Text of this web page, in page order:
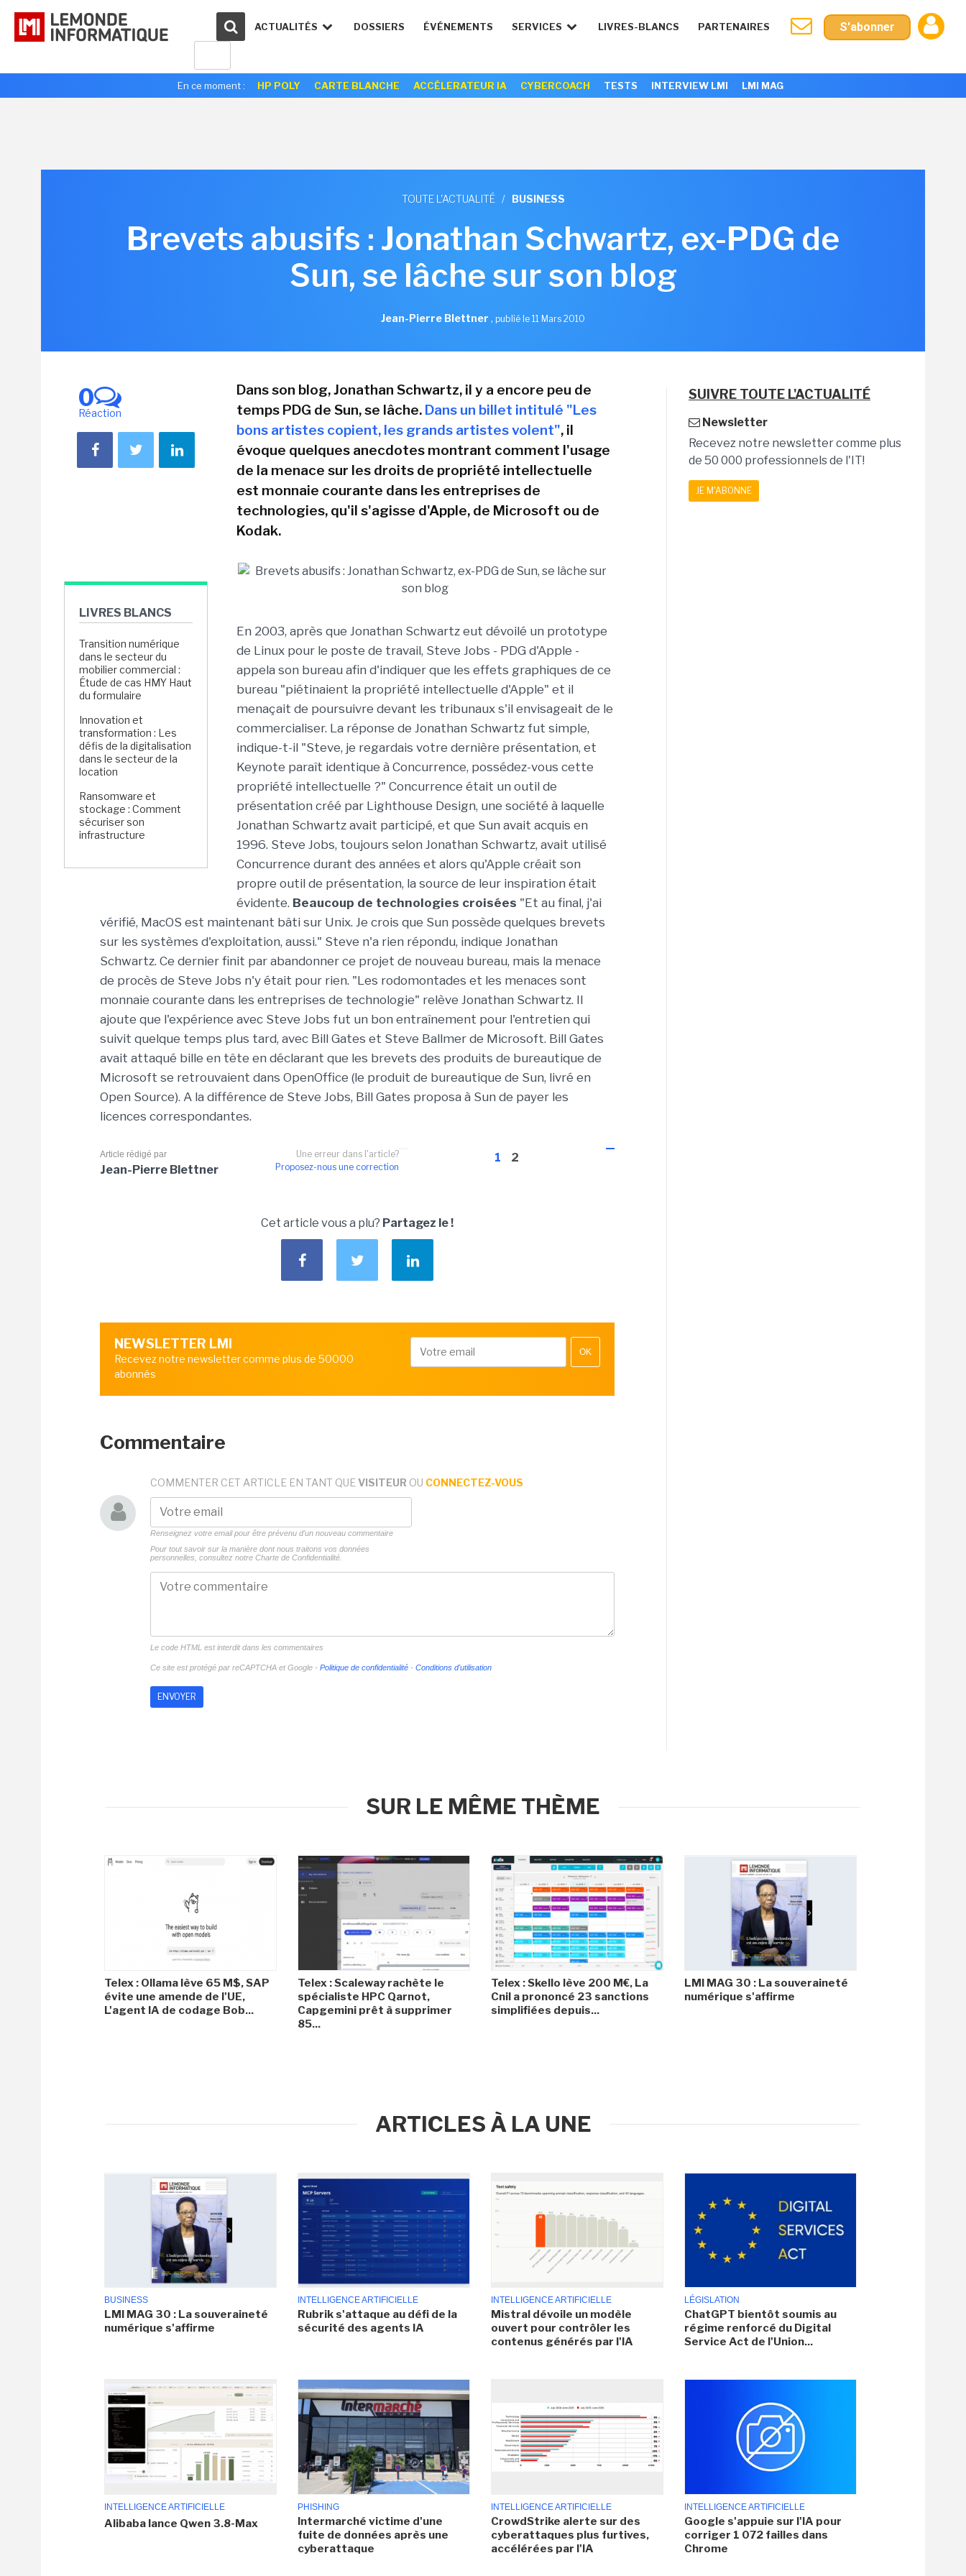
ACTUALITÉS DOSSIERS ÉVÉNEMENTS SERVICES LIVRES-BLANCS PARTENAIRES S'abonner
En ce moment : HP POLY CARTE BLANCHE ACCÉLERATEUR IA CYBERCOACH TESTS INTERVIEW LMI LMI MAG
TOUTE L'ACTUALITÉ / BUSINESS
Brevets abusifs : Jonathan Schwartz, ex-PDG de
Sun, se lâche sur son blog
Jean-Pierre Blettner , publié le 11 Mars 2010
0
Réaction
LIVRES BLANCS
Transition numérique
dans le secteur du
mobilier commercial :
Étude de cas HMY Haut
du formulaire
Innovation et
transformation : Les
défis de la digitalisation
dans le secteur de la
location
Ransomware et
stockage : Comment
sécuriser son
infrastructure
Dans son blog, Jonathan Schwartz, il y a encore peu de
temps PDG de Sun, se lâche. Dans un billet intitulé "Les
bons artistes copient, les grands artistes volent", il
évoque quelques anecdotes montrant comment l'usage
de la menace sur les droits de propriété intellectuelle
est monnaie courante dans les entreprises de
technologies, qu'il s'agisse d'Apple, de Microsoft ou de
Kodak.
En 2003, après que Jonathan Schwartz eut dévoilé un prototype
de Linux pour le poste de travail, Steve Jobs - PDG d'Apple -
appela son bureau afin d'indiquer que les effets graphiques de ce
bureau "piétinaient la propriété intellectuelle d'Apple" et il
menaçait de poursuivre devant les tribunaux s'il envisageait de le
commercialiser. La réponse de Jonathan Schwartz fut simple,
indique-t-il "Steve, je regardais votre dernière présentation, et
Keynote paraît identique à Concurrence, possédez-vous cette
propriété intellectuelle ?" Concurrence était un outil de
présentation créé par Lighthouse Design, une société à laquelle
Jonathan Schwartz avait participé, et que Sun avait acquis en
1996. Steve Jobs, toujours selon Jonathan Schwartz, avait utilisé
Concurrence durant des années et alors qu'Apple créait son
propre outil de présentation, la source de leur inspiration était
évidente. Beaucoup de technologies croisées "Et au final, j'ai
vérifié, MacOS est maintenant bâti sur Unix. Je crois que Sun possède quelques brevets
sur les systèmes d'exploitation, aussi." Steve n'a rien répondu, indique Jonathan
Schwartz. Ce dernier finit par abandonner ce projet de nouveau bureau, mais la menace
de procès de Steve Jobs n'y était pour rien. "Les rodomontades et les menaces sont
monnaie courante dans les entreprises de technologie" relève Jonathan Schwartz. Il
ajoute que l'expérience avec Steve Jobs fut un bon entraînement pour l'entretien qui
suivit quelque temps plus tard, avec Bill Gates et Steve Ballmer de Microsoft. Bill Gates
avait attaqué bille en tête en déclarant que les brevets des produits de bureautique de
Microsoft se retrouvaient dans OpenOffice (le produit de bureautique de Sun, livré en
Open Source). A la différence de Steve Jobs, Bill Gates proposa à Sun de payer les
licences correspondantes.
1 2
Une erreur dans l'article?
Proposez-nous une correction
Article rédigé par
Jean-Pierre Blettner
Cet article vous a plu? Partagez le !
NEWSLETTER LMI
Recevez notre newsletter comme plus de 50000
abonnés
OK
Commentaire
COMMENTER CET ARTICLE EN TANT QUE VISITEUR OU CONNECTEZ-VOUS
Renseignez votre email pour être prévenu d'un nouveau commentaire
Pour tout savoir sur la manière dont nous traitons vos données
personnelles, consultez notre Charte de Confidentialité.
Le code HTML est interdit dans les commentaires
Ce site est protégé par reCAPTCHA et Google - Politique de confidentialité - Conditions d'utilisation
SUIVRE TOUTE L'ACTUALITÉ
Newsletter
Recevez notre newsletter comme plus
de 50 000 professionnels de l'IT!
JE M'ABONNE
SUR LE MÊME THÈME
Telex : Ollama lève 65 M$, SAP
évite une amende de l'UE,
L'agent IA de codage Bob...
Telex : Scaleway rachète le
spécialiste HPC Qarnot,
Capgemini prêt à supprimer
85...
Telex : Skello lève 200 M€, La
Cnil a prononcé 23 sanctions
simplifiées depuis...
LMI MAG 30 : La souveraineté
numérique s'affirme
ARTICLES À LA UNE
BUSINESS
LMI MAG 30 : La souveraineté
numérique s'affirme
INTELLIGENCE ARTIFICIELLE
Rubrik s'attaque au défi de la
sécurité des agents IA
INTELLIGENCE ARTIFICIELLE
Mistral dévoile un modèle
ouvert pour contrôler les
contenus générés par l'IA
LÉGISLATION
ChatGPT bientôt soumis au
régime renforcé du Digital
Service Act de l'Union...
INTELLIGENCE ARTIFICIELLE
Alibaba lance Qwen 3.8-Max
PHISHING
Intermarché victime d'une
fuite de données après une
cyberattaque
INTELLIGENCE ARTIFICIELLE
CrowdStrike alerte sur des
cyberattaques plus furtives,
accélérées par l'IA
INTELLIGENCE ARTIFICIELLE
Google s'appuie sur l'IA pour
corriger 1 072 failles dans
Chrome